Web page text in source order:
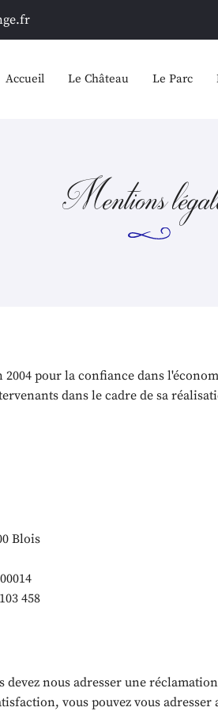
Accueil Le Château Le Parc
Mentions
2004 pour la confiance dans
dans le cadre de sa
Blois
458
nous adresser une
vous pouvez vous